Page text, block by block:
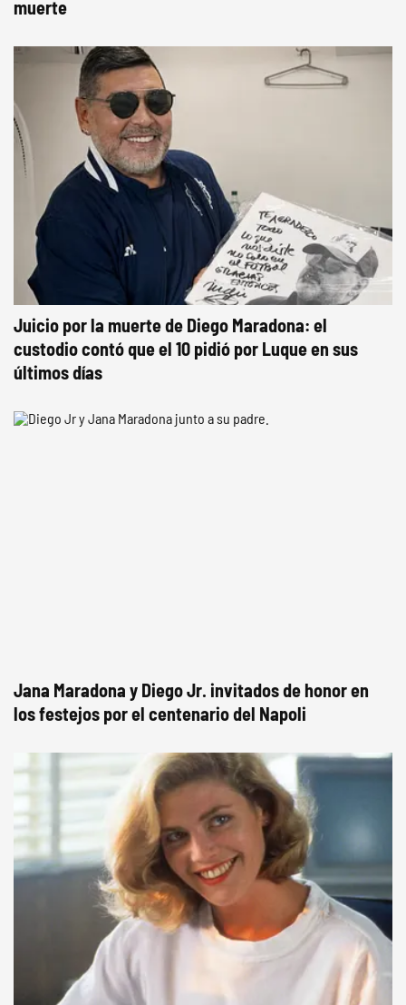
muerte
Juicio por la muerte de Diego Maradona: el
custodio contó que el 10 pidió por Luque en sus
últimos días
Jana Maradona y Diego Jr. invitados de honor en
los festejos por el centenario del Napoli